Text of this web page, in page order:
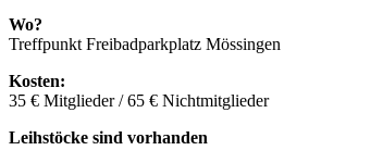
Wo?
Treffpunkt Freibadparkplatz Mössingen
Kosten:
35 € Mitglieder / 65 € Nichtmitglieder
Leihstöcke sind vorhanden